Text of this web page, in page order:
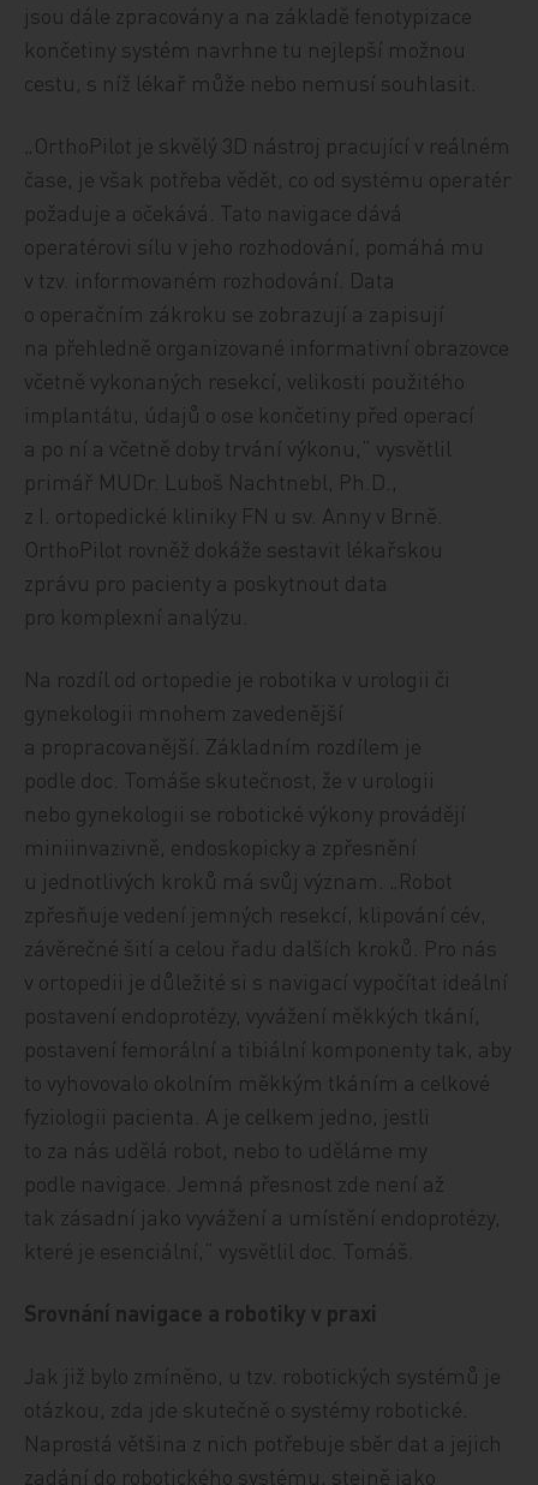
jsou dále zpracovány a na základě fenotypizace
končetiny systém navrhne tu nejlepší možnou
cestu, s níž lékař může nebo nemusí souhlasit.
„OrthoPilot je skvělý 3D nástroj pracující v reálném
čase, je však potřeba vědět, co od systému operatér
požaduje a očekává. Tato navigace dává
operatérovi sílu v jeho rozhodování, pomáhá mu
v tzv. informovaném rozhodování. Data
o operačním zákroku se zobrazují a zapisují
na přehledně organizované informativní obrazovce
včetně vykonaných resekcí, velikosti použitého
implantátu, údajů o ose končetiny před operací
a po ní a včetně doby trvání výkonu,“ vysvětlil
primář MUDr. Luboš Nachtnebl, Ph.D.,
z I. ortopedické kliniky FN u sv. Anny v Brně.
OrthoPilot rovněž dokáže sestavit lékařskou
zprávu pro pacienty a poskytnout data
pro komplexní analýzu.
Na rozdíl od ortopedie je robotika v urologii či
gynekologii mnohem zavedenější
a propracovanější. Základním rozdílem je
podle doc. Tomáše skutečnost, že v urologii
nebo gynekologii se robotické výkony provádějí
miniinvazivně, endoskopicky a zpřesnění
u jednotlivých kroků má svůj význam. „Robot
zpřesňuje vedení jemných resekcí, klipování cév,
závěrečné šití a celou řadu dalších kroků. Pro nás
v ortopedii je důležité si s navigací vypočítat ideální
postavení endoprotézy, vyvážení měkkých tkání,
postavení femorální a ti­biál­ní komponenty tak, aby
to vyhovovalo okolním měkkým tkáním a celkové
fyziologii pacienta. A je celkem jedno, jestli
to za nás udělá robot, nebo to uděláme my
podle navigace. Jemná přesnost zde není až
tak zásadní jako vyvážení a umístění endoprotézy,
které je esenciální,“ vysvětlil doc. Tomáš.
Srovnání navigace a robotiky v praxi
Jak již bylo zmíněno, u tzv. robotických systémů je
otázkou, zda jde skutečně o systémy robotické.
Naprostá většina z nich potřebuje sběr dat a jejich
zadání do robotického systému, stejně jako